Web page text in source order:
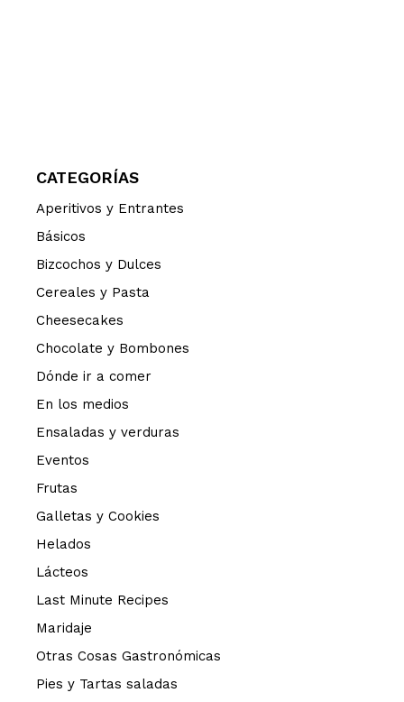
CATEGORÍAS
Aperitivos y Entrantes
Básicos
Bizcochos y Dulces
Cereales y Pasta
Cheesecakes
Chocolate y Bombones
Dónde ir a comer
En los medios
Ensaladas y verduras
Eventos
Frutas
Galletas y Cookies
Helados
Lácteos
Last Minute Recipes
Maridaje
Otras Cosas Gastronómicas
Pies y Tartas saladas